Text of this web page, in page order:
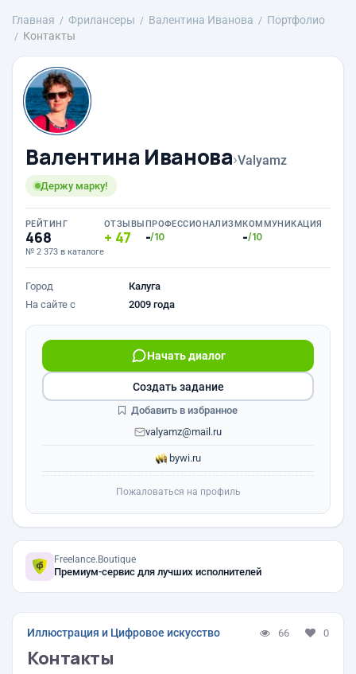
Главная Фрилансеры Валентина Иванова
Портфолио
Контакты
Валентина Иванова›Valyamz
Держу марку!
РЕЙТИНГ
468
№ 2 373 в каталоге
ОТЗЫВЫ
47
ПРОФЕССИОНАЛИЗМ
-/10
КОММУНИКАЦИЯ
-/10
Город
Калуга
На сайте с
2009 года
Начать диалог
valyamz@mail.ru
bywi.ru
Создать задание
Добавить в избранное
Пожаловаться на профиль
Freelance.Boutique
Премиум-сервис для лучших исполнителей
Иллюстрация и Цифровое искусство 66 0
Контакты